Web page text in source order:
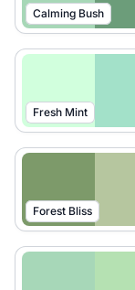
Calming Bush
Fresh Mint
Forest Bliss